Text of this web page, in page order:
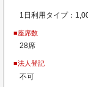
1日利用タイプ：
■座席数
28席
■法人登記
不可